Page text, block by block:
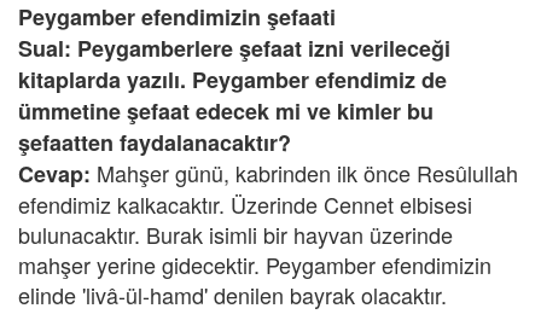
Peygamber efendimizin şefaati
Sual: Peygamberlere şefaat izni verileceği
kitaplarda yazılı. Peygamber efendimiz de
ümmetine şefaat edecek mi ve kimler bu
şefaatten faydalanacaktır?
Cevap: Mahşer günü, kabrinden ilk önce Resûlullah
efendimiz kalkacaktır. Üzerinde Cennet elbisesi
bulunacaktır. Burak isimli bir hayvan üzerinde
mahşer yerine gidecektir. Peygamber efendimizin
elinde 'livâ-ül-hamd' denilen bayrak olacaktır.